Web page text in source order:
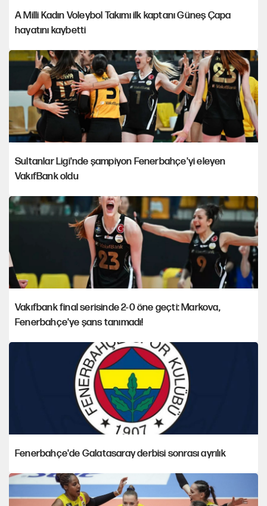
A Milli Kadın Voleybol Takımı ilk kaptanı Güneş Çapa
hayatını kaybetti
Sultanlar Ligi'nde şampiyon Fenerbahçe'yi eleyen
VakıfBank oldu
Vakıfbank final serisinde 2-0 öne geçti: Markova,
Fenerbahçe'ye şans tanımadı!
Fenerbahçe'de Galatasaray derbisi sonrası ayrılık